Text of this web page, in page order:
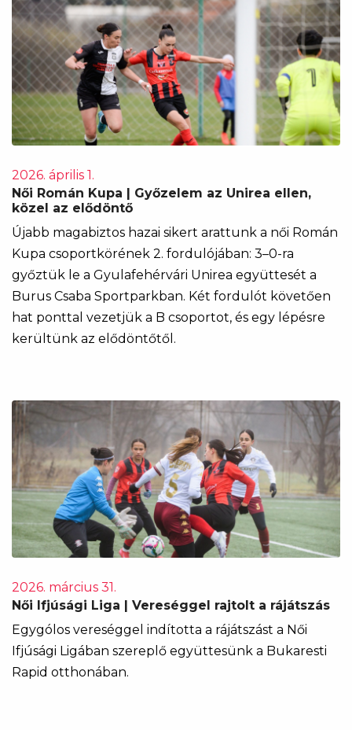
2026. április 1.
Női Román Kupa | Győzelem az Unirea ellen,
közel az elődöntő
Újabb magabiztos hazai sikert arattunk a női Román
Kupa csoportkörének 2. fordulójában: 3–0-ra
győztük le a Gyulafehérvári Unirea együttesét a
Burus Csaba Sportparkban. Két fordulót követően
hat ponttal vezetjük a B csoportot, és egy lépésre
kerültünk az elődöntőtől.
2026. március 31.
Női Ifjúsági Liga | Vereséggel rajtolt a rájátszás
Egygólos vereséggel indította a rájátszást a Női
Ifjúsági Ligában szereplő együttesünk a Bukaresti
Rapid otthonában.